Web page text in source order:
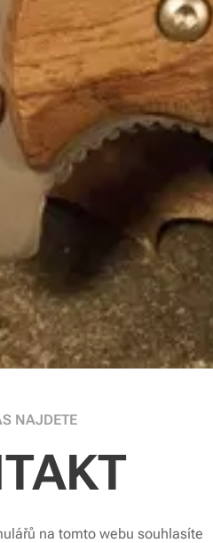
NAJDETE
na tomto webu souhlasíte